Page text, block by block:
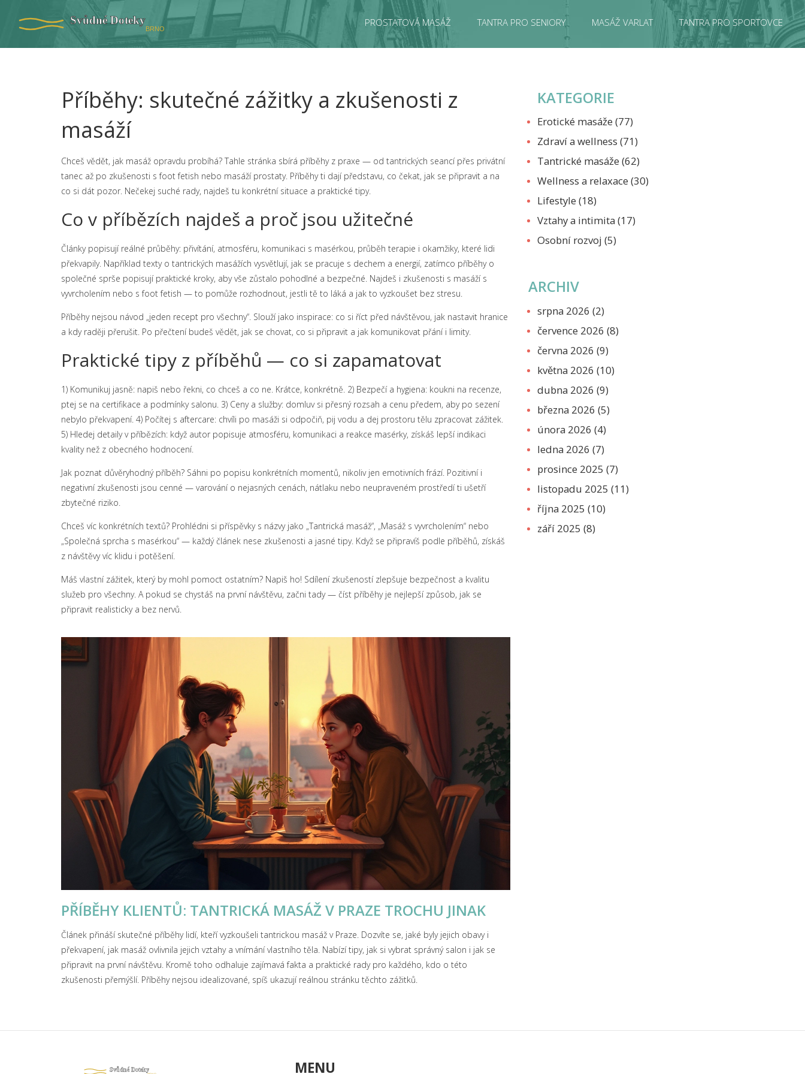
PROSTATOVÁ MASÁŽ TANTRA PRO SENIORY MASÁŽ VARLAT TANTRA PRO SPORTOVCE
Příběhy: skutečné zážitky a zkušenosti z
masáží
Chceš vědět, jak masáž opravdu probíhá? Tahle stránka sbírá příběhy z praxe — od tantrických seancí přes privátní
tanec až po zkušenosti s foot fetish nebo masáží prostaty. Příběhy ti dají představu, co čekat, jak se připravit a na
co si dát pozor. Nečekej suché rady, najdeš tu konkrétní situace a praktické tipy.
Co v příbězích najdeš a proč jsou užitečné
Články popisují reálné průběhy: přivítání, atmosféru, komunikaci s masérkou, průběh terapie i okamžiky, které lidi
překvapily. Například texty o tantrických masážích vysvětlují, jak se pracuje s dechem a energií, zatímco příběhy o
společné sprše popisují praktické kroky, aby vše zůstalo pohodlné a bezpečné. Najdeš i zkušenosti s masáží s
vyvrcholením nebo s foot fetish — to pomůže rozhodnout, jestli tě to láká a jak to vyzkoušet bez stresu.
Příběhy nejsou návod „jeden recept pro všechny“. Slouží jako inspirace: co si říct před návštěvou, jak nastavit hranice
a kdy raději přerušit. Po přečtení budeš vědět, jak se chovat, co si připravit a jak komunikovat přání i limity.
Praktické tipy z příběhů — co si zapamatovat
1) Komunikuj jasně: napiš nebo řekni, co chceš a co ne. Krátce, konkrétně. 2) Bezpečí a hygiena: koukni na recenze,
ptej se na certifikace a podmínky salonu. 3) Ceny a služby: domluv si přesný rozsah a cenu předem, aby po sezení
nebylo překvapení. 4) Počítej s aftercare: chvíli po masáži si odpočiň, pij vodu a dej prostoru tělu zpracovat zážitek.
5) Hledej detaily v příbězích: když autor popisuje atmosféru, komunikaci a reakce masérky, získáš lepší indikaci
kvality než z obecného hodnocení.
Jak poznat důvěryhodný příběh? Sáhni po popisu konkrétních momentů, nikoliv jen emotivních frází. Pozitivní i
negativní zkušenosti jsou cenné — varování o nejasných cenách, nátlaku nebo neupraveném prostředí ti ušetří
zbytečné riziko.
Chceš víc konkrétních textů? Prohlédni si příspěvky s názvy jako „Tantrická masáž“, „Masáž s vyvrcholením“ nebo
„Společná sprcha s masérkou“ — každý článek nese zkušenosti a jasné tipy. Když se připravíš podle příběhů, získáš
z návštěvy víc klidu i potěšení.
Máš vlastní zážitek, který by mohl pomoct ostatním? Napiš ho! Sdílení zkušeností zlepšuje bezpečnost a kvalitu
služeb pro všechny. A pokud se chystáš na první návštěvu, začni tady — číst příběhy je nejlepší způsob, jak se
připravit realisticky a bez nervů.
PŘÍBĚHY KLIENTŮ: TANTRICKÁ MASÁŽ V PRAZE TROCHU JINAK
Článek přináší skutečné příběhy lidí, kteří vyzkoušeli tantrickou masáž v Praze. Dozvíte se, jaké byly jejich obavy i
překvapení, jak masáž ovlivnila jejich vztahy a vnímání vlastního těla. Nabízí tipy, jak si vybrat správný salon i jak se
připravit na první návštěvu. Kromě toho odhaluje zajímavá fakta a praktické rady pro každého, kdo o této
zkušenosti přemýšlí. Příběhy nejsou idealizované, spíš ukazují reálnou stránku těchto zážitků.
KATEGORIE
Erotické masáže (77)
Zdraví a wellness (71)
Tantrické masáže (62)
Wellness a relaxace (30)
Lifestyle (18)
Vztahy a intimita (17)
Osobní rozvoj (5)
ARCHIV
srpna 2026 (2)
července 2026 (8)
června 2026 (9)
května 2026 (10)
dubna 2026 (9)
března 2026 (5)
února 2026 (4)
ledna 2026 (7)
prosince 2025 (7)
listopadu 2025 (11)
října 2025 (10)
září 2025 (8)
MENU